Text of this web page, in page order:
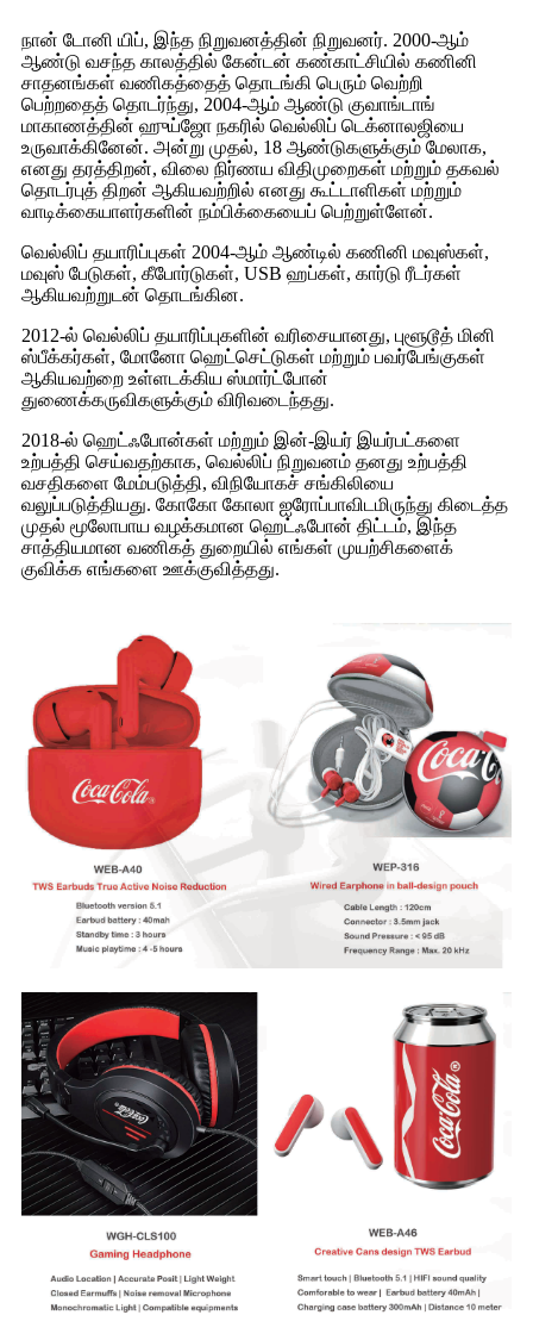
நான் டோனி யிப், இந்த நிறுவனத்தின் நிறுவனர். 2000-ஆம்
ஆண்டு வசந்த காலத்தில் கேன்டன் கண்காட்சியில் கணினி
சாதனங்கள் வணிகத்தைத் தொடங்கி பெரும் வெற்றி
பெற்றதைத் தொடர்ந்து, 2004-ஆம் ஆண்டு குவாங்டாங்
மாகாணத்தின் ஹுய்ஜோ நகரில் வெல்லிப் டெக்னாலஜியை
உருவாக்கினேன். அன்று முதல், 18 ஆண்டுகளுக்கும் மேலாக,
எனது தரத்திறன், விலை நிர்ணய விதிமுறைகள் மற்றும் தகவல்
தொடர்புத் திறன் ஆகியவற்றில் எனது கூட்டாளிகள் மற்றும்
வாடிக்கையாளர்களின் நம்பிக்கையைப் பெற்றுள்ளேன்.
வெல்லிப் தயாரிப்புகள் 2004-ஆம் ஆண்டில் கணினி மவுஸ்கள்,
மவுஸ் பேடுகள், கீபோர்டுகள், USB ஹப்கள், கார்டு ரீடர்கள்
ஆகியவற்றுடன் தொடங்கின.
2012-ல் வெல்லிப் தயாரிப்புகளின் வரிசையானது, புளூடூத் மினி
ஸ்பீக்கர்கள், மோனோ ஹெட்செட்டுகள் மற்றும் பவர்பேங்குகள்
ஆகியவற்றை உள்ளடக்கிய ஸ்மார்ட்போன்
துணைக்கருவிகளுக்கும் விரிவடைந்தது.
2018-ல் ஹெட்ஃபோன்கள் மற்றும் இன்-இயர் இயர்பட்களை
உற்பத்தி செய்வதற்காக, வெல்லிப் நிறுவனம் தனது உற்பத்தி
வசதிகளை மேம்படுத்தி, விநியோகச் சங்கிலியை
வலுப்படுத்தியது. கோகோ கோலா ஐரோப்பாவிடமிருந்து கிடைத்த
முதல் மூலோபாய வழக்கமான ஹெட்ஃபோன் திட்டம், இந்த
சாத்தியமான வணிகத் துறையில் எங்கள் முயற்சிகளைக்
குவிக்க எங்களை ஊக்குவித்தது.